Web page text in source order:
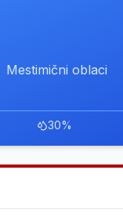
Mestimični oblaci
30%